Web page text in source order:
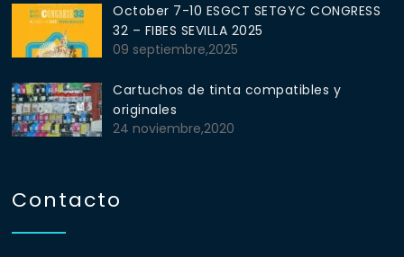
October 7-10 ESGCT SETGYC CONGRESS
32 – FIBES SEVILLA 2025
09 septiembre,2025
Cartuchos de tinta compatibles y
originales
24 noviembre,2020
Contacto